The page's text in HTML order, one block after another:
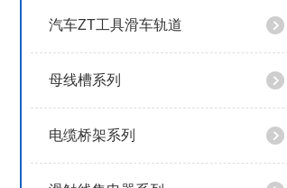
汽车ZT工具滑车轨道
母线槽系列
电缆桥架系列